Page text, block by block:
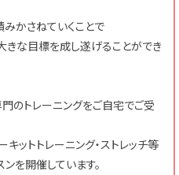
みかさねていくことで
きな目標を成し遂げることができ
門のトレーニングをご自宅でご受
キットトレーニング・ストレッチ等
を開催しています。